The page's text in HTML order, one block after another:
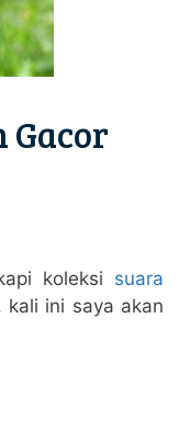
Gacor
koleksi suara
kali ini saya akan